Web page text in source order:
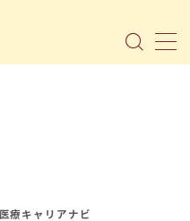
医療キャリアナビ